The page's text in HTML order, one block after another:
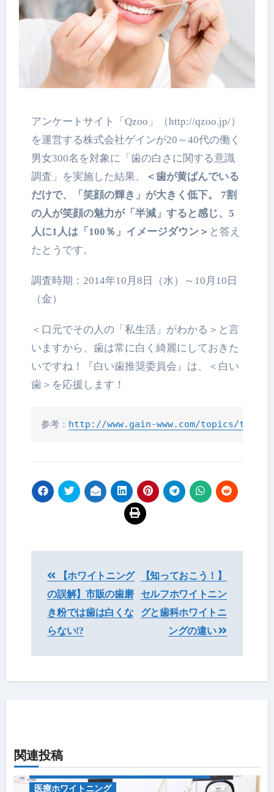
アンケートサイト「Qzoo」（http://qzoo.jp/）
を運営する株式会社ゲインが20～40代の働く
男女300名を対象に「歯の白さに関する意識
調査」を実施した結果、
＜歯が黄ばんでいる
だけで、「笑顔の輝き」が大きく低下。 7割
の人が笑顔の魅力が「半減」すると感じ、5
人に1人は「100％」イメージダウン＞ と答え
たとうです。
調査時期：2014年10月8日（水）～10月10日
（金）
＜口元でその人の「私生活」がわかる＞と言
いますから、歯は常に白く綺麗にしておきた
いですね！『白い歯推奨委員会』は、＜白い
歯＞を応援します！
参考： http://www.gain-www.com/topics/
稿
ナ
ビ
ゲ
ー
ン
【ホワイトニング
の誤解】市販の歯磨
き粉では歯は白くな
らない!?
【知っておこう！】
セルフホワイトニン
グと歯科ホワイトニ
ングの違い
関連投稿
キャンペーン情報
医療ホワイトニング